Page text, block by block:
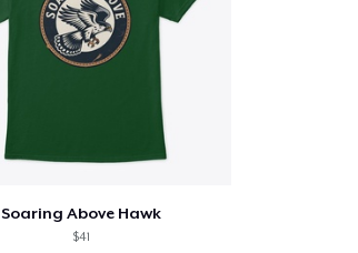
Soaring Above Hawk
$41